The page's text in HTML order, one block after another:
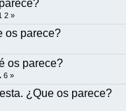
2 »
os parece?
os parece?
6 »
¿Que os parece?